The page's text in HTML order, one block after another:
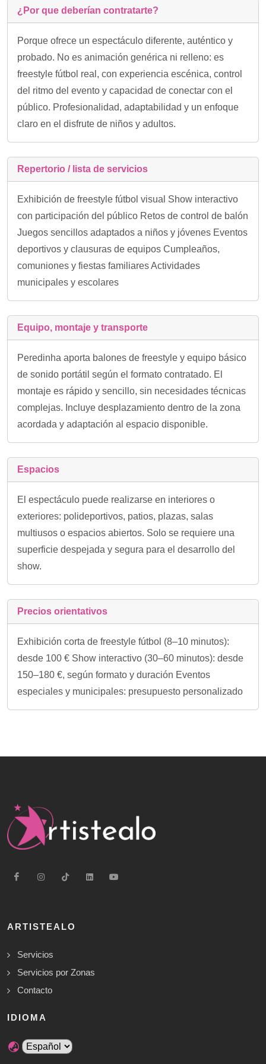
¿Por que deberían contratarte?
Porque ofrece un espectáculo diferente, auténtico y
probado. No es animación genérica ni relleno: es
freestyle fútbol real, con experiencia escénica, control
del ritmo del evento y capacidad de conectar con el
público. Profesionalidad, adaptabilidad y un enfoque
claro en el disfrute de niños y adultos.
Repertorio / lista de servicios
Exhibición de freestyle fútbol visual Show interactivo
con participación del público Retos de control de balón
Juegos sencillos adaptados a niños y jóvenes Eventos
deportivos y clausuras de equipos Cumpleaños,
comuniones y fiestas familiares Actividades
municipales y escolares
Equipo, montaje y transporte
Peredinha aporta balones de freestyle y equipo básico
de sonido portátil según el formato contratado. El
montaje es rápido y sencillo, sin necesidades técnicas
complejas. Incluye desplazamiento dentro de la zona
acordada y adaptación al espacio disponible.
Espacios
El espectáculo puede realizarse en interiores o
exteriores: polideportivos, patios, plazas, salas
multiusos o espacios abiertos. Solo se requiere una
superficie despejada y segura para el desarrollo del
show.
Precios orientativos
Exhibición corta de freestyle fútbol (8–10 minutos):
desde 100 € Show interactivo (30–60 minutos): desde
150–180 €, según formato y duración Eventos
especiales y municipales: presupuesto personalizado
ARTISTEALO
Servicios
Servicios por Zonas
Contacto
IDIOMA